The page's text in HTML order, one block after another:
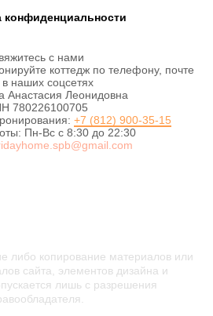
конфиденциальности
с нами
коттедж по телефону, почте
в наших соцсетях
Анастасия Леонидовна
780226100705
+7 (812) 900-35-15
Пн-Вс с 8:30 до 22:30
либо копирование материалов или
сайта, элементов дизайна и
лишь с разрешения